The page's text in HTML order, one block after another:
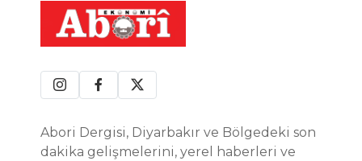
Abori Dergisi, Diyarbakır ve Bölgedeki son
dakika gelişmelerini, yerel haberleri ve